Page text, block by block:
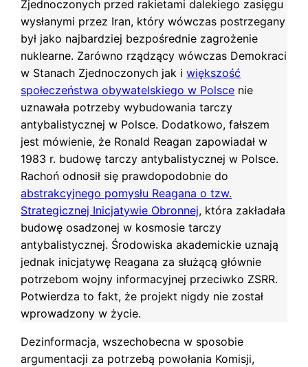
Zjednoczonych przed rakietami dalekiego zasięgu
wysłanymi przez Iran, który wówczas postrzegany
był jako najbardziej bezpośrednie zagrożenie
nuklearne. Zarówno rządzący wówczas Demokraci
w Stanach Zjednoczonych jak iwiększość
społeczeństwa obywatelskiego w Polsce nie
uznawała potrzeby wybudowania tarczy
antybalistycznej w Polsce. Dodatkowo, fałszem
jest mówienie, że Ronald Reagan zapowiadał w
1983 r. budowę tarczy antybalistycznej w Polsce.
Rachoń odnosił się prawdopodobnie do
abstrakcyjnego pomysłu Reagana o tzw.
Strategicznej Inicjatywie Obronnej, która zakładała
budowę osadzonej w kosmosie tarczy
antybalistycznej. Środowiska akademickie uznają
jednak inicjatywę Reagana za służącą głównie
potrzebom wojny informacyjnej przeciwko ZSRR.
Potwierdza to fakt, że projekt nigdy nie został
wprowadzony w życie.
Dezinformacja, wszechobecna w sposobie
argumentacji za potrzebą powołania Komisji,